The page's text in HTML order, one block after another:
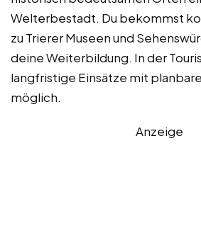
Welterbestadt. Du bekommst
zu Trierer Museen und
deine Weiterbildung. In der
langfristige Einsätze mit
möglich.
Anzeige